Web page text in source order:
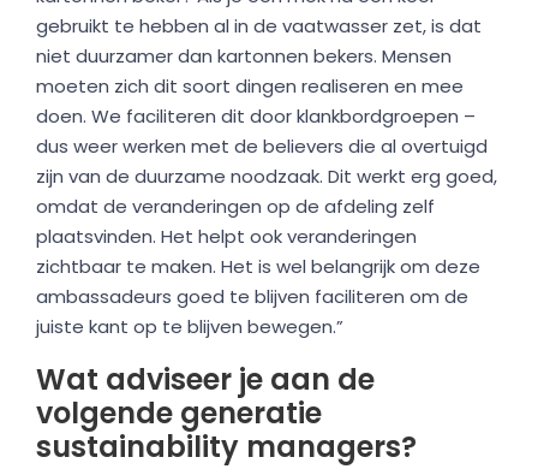
gebruikt te hebben al in de vaatwasser zet, is dat
niet duurzamer dan kartonnen bekers. Mensen
moeten zich dit soort dingen realiseren en mee
doen. We faciliteren dit door klankbordgroepen –
dus weer werken met de believers die al overtuigd
zijn van de duurzame noodzaak. Dit werkt erg goed,
omdat de veranderingen op de afdeling zelf
plaatsvinden. Het helpt ook veranderingen
zichtbaar te maken. Het is wel belangrijk om deze
ambassadeurs goed te blijven faciliteren om de
juiste kant op te blijven bewegen.”
Wat adviseer je aan de
volgende generatie
sustainability managers?